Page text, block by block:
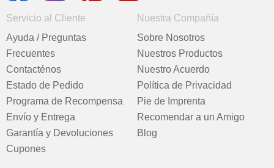
Servicio al Cliente
Ayuda / Preguntas
Frecuentes
Contacténos
Estado de Pedido
Programa de Recompensa
Envío y Entrega
Garantía y Devoluciones
Cupones
Nuestra Compañía
Sobre Nosotros
Nuestros Productos
Nuestro Acuerdo
Política de Privacidad
Pie de Imprenta
Recomendar a un Amigo
Blog